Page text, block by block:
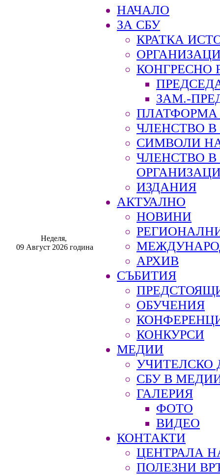
Неделя,
09 Август 2026 година
НАЧАЛО
ЗА СБУ
КРАТКА
КОНГРЕСНО
ЗАМ.-
ПЛАТФОРМА
ЧЛЕНСТВО В
СИМВОЛИ
ЧЛЕНСТВО
ИЗДАНИЯ
АКТУАЛНО
НОВИНИ
АРХИВ
СЪБИТИЯ
ОБУЧЕНИЯ
КОНКУРСИ
МЕДИИ
УЧИТЕЛСКО
СБУ В
ГАЛЕРИЯ
ФОТО
ВИДЕО
КОНТАКТИ
ЦЕНТРАЛА
ПОЛЕЗНИ